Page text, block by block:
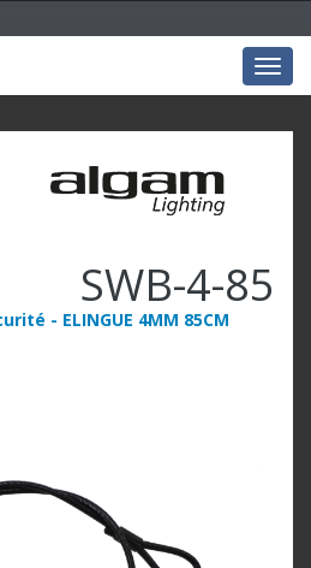
SWB-4-85
- ELINGUE 4MM 85CM